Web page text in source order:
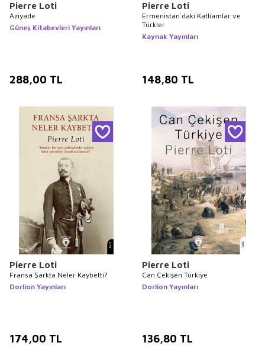
Pierre Loti
Aziyade
Güneş Kitabevleri Yayınları
288,00 TL
Pierre Loti
Ermenistan`daki Katliamlar ve
Türkler
Kaynak Yayınları
148,80 TL
Pierre Loti
Fransa Şarkta Neler Kaybetti?
Dorlion Yayınları
174,00 TL
Pierre Loti
Can Çekişen Türkiye
Dorlion Yayınları
136,80 TL